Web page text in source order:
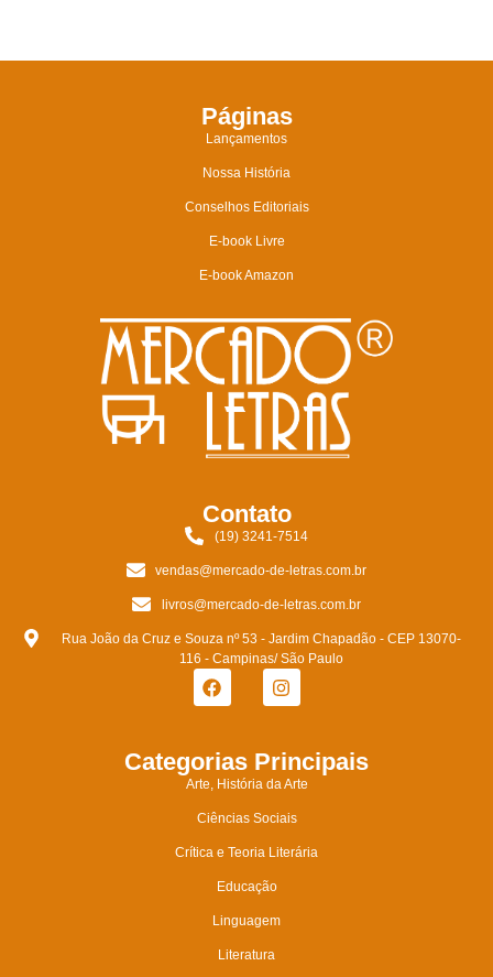
Páginas
Lançamentos
Nossa História
Conselhos Editoriais
E-book Livre
E-book Amazon
Contato
(19) 3241-7514
vendas@mercado-de-letras.com.br
livros@mercado-de-letras.com.br
Rua João da Cruz e Souza nº 53 - Jardim Chapadão - CEP 13070-
116 - Campinas/ São Paulo
Categorias Principais
Arte, História da Arte
Ciências Sociais
Crítica e Teoria Literária
Educação
Linguagem
Literatura